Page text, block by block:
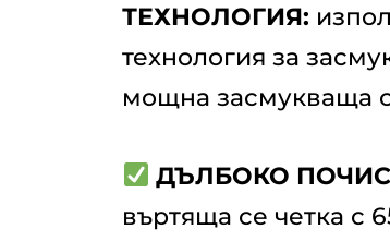
ТЕХНОЛОГИЯ:
технология за
мощна засмукваща
ДЪЛБОКО
въртяща се четка с